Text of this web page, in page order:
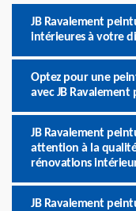
JB Ravalement
intérieures à votre
Optez pour une
avec JB Ravalement
JB Ravalement
attention à la
rénovations
JB Ravalement